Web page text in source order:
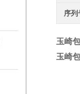
序列
玉崎
玉崎